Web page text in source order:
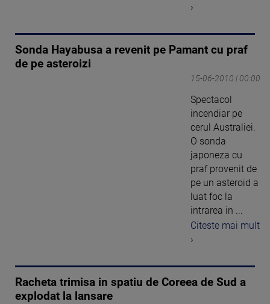
›
Sonda Hayabusa a revenit pe Pamant cu praf
de pe asteroizi
15-06-2010 | 00:00
Spectacol
incendiar pe
cerul Australiei.
O sonda
japoneza cu
praf provenit de
pe un asteroid a
luat foc la
intrarea in ...
Citeste mai mult
›
Racheta trimisa in spatiu de Coreea de Sud a
explodat la lansare